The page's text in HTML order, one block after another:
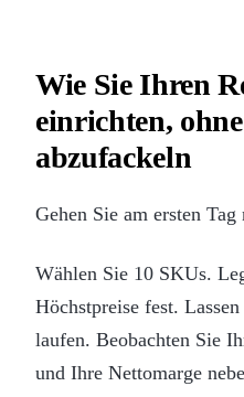
Wie Sie Ihren
einrichten,
abzufackeln
Gehen Sie am ersten
Wählen Sie 10 SKUs.
Höchstpreise fest.
laufen. Beobachten Sie
und Ihre Nettomarge